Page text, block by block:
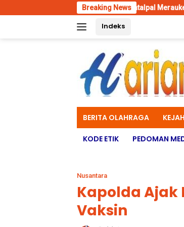
to
Breaking News
Stadion Katalpal Merauke, Jelang Upacara
Indeks
BERITA OLAHRAGA
KODE ETIK PEDOMAN
Nusantara
Kapolda
Vaksin